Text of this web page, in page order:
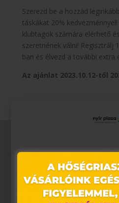
Szerezd be a hozzád
táskákat 20% kedvezménnyel!
klubtagok számára elérhető
szeretnének válni! Regisztrálj
ban és élvezd a további extra
Az ajánlat 2023.10.12-től
Weboldalunkon „cookie"-kat
alkalmazunk. Ezek olyan
tárolnak webes